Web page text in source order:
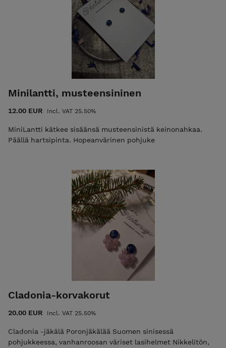
Minilantti, musteensininen
12.00 EUR Incl. VAT 25.50%
MiniLantti kätkee sisäänsä musteensinistä keinonahkaa.
Päällä hartsipinta. Hopeanvärinen pohjuke
Cladonia-korvakorut
20.00 EUR Incl. VAT 25.50%
Cladonia -jäkälä Poronjäkälää Suomen sinisessä
pohjukkeessa, vanhanroosan väriset lasihelmet Nikkelitön,